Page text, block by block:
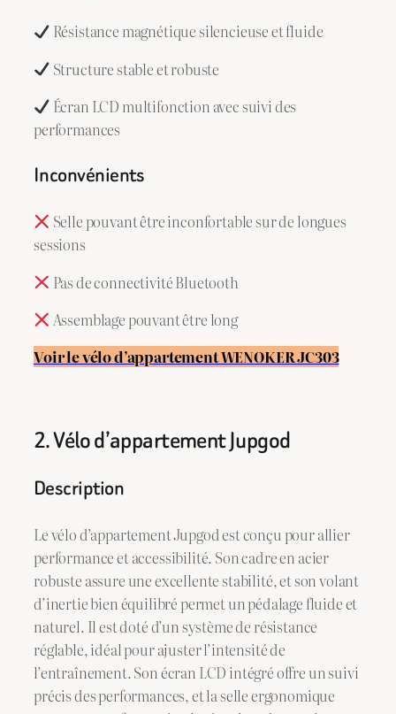
Résistance magnétique silencieuse et fluide
Structure stable et robuste
Écran LCD multifonction avec suivi des
performances
Inconvénients
Selle pouvant être inconfortable sur de longues
sessions
Pas de connectivité Bluetooth
Assemblage pouvant être long
Voir le vélo d’appartement WENOKER JC303
2. Vélo d’appartement Jupgod
Description
Le vélo d’appartement Jupgod est conçu pour allier
performance et accessibilité. Son cadre en acier
robuste assure une excellente stabilité, et son volant
d’inertie bien équilibré permet un pédalage fluide et
naturel. Il est doté d’un système de résistance
réglable, idéal pour ajuster l’intensité de
l’entraînement. Son écran LCD intégré offre un suivi
précis des performances, et la selle ergonomique